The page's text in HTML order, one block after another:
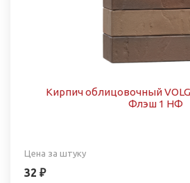
Кирпич облицовочный
Флэш 1 НФ
Цена за штуку
32 ₽